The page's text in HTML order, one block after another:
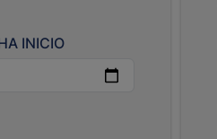
INICIO